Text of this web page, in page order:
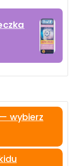
wybierz